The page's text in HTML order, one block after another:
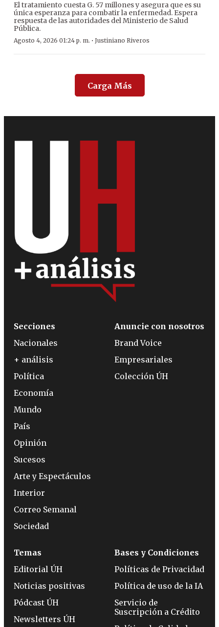
El tratamiento cuesta G. 57 millones y asegura que es su
única esperanza para combatir la enfermedad. Espera
respuesta de las autoridades del Ministerio de Salud
Pública.
Agosto 4, 2026 01:24 p. m. · Justiniano Riveros
Carga Más
Secciones
Nacionales
+ análisis
Política
Economía
Mundo
País
Opinión
Sucesos
Arte y Espectáculos
Interior
Correo Semanal
Sociedad
Anuncie con nosotros
Brand Voice
Empresariales
Colección ÚH
Temas
Editorial ÚH
Noticias positivas
Pódcast ÚH
Newsletters ÚH
Bases y Condiciones
Políticas de Privacidad
Política de uso de la IA
Servicio de
Suscripción a Crédito